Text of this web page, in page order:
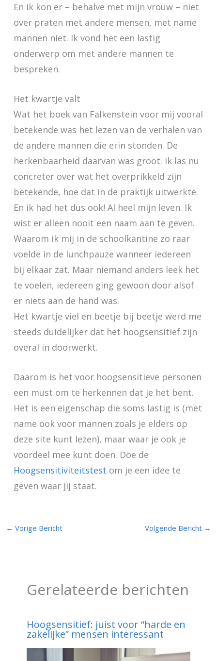
En ik kon er – behalve met mijn vrouw – niet
over praten met andere mensen, met name
mannen niet. Ik vond het een lastig
onderwerp om met andere mannen te
bespreken.
Het kwartje valt
Wat het boek van Falkenstein voor mij vooral
betekende was het lezen van de verhalen van
de andere mannen die erin stonden. De
herkenbaarheid daarvan was groot. Ik las nu
concreter over wat het overprikkeld zijn
betekende, hoe dat in de praktijk uitwerkte.
En ik had het dus ook! Al heel mijn leven. Ik
wist er alleen nooit een naam aan te geven.
Waarom ik mij in de schoolkantine zo raar
voelde in de lunchpauze wanneer iedereen
bij elkaar zat. Maar niemand anders leek het
te voelen, iedereen ging gewoon door alsof
er niets aan de hand was.
Het kwartje viel en beetje bij beetje werd me
steeds duidelijker dat het hoogsensitief zijn
overal in doorwerkt.
Daarom is het voor hoogsensitieve personen
een must om te herkennen dat je het bent.
Het is een eigenschap die soms lastig is (met
name ook voor mannen zoals je elders op
deze site kunt lezen), maar waar je ook je
voordeel mee kunt doen. Doe de
Hoogsensitiviteitstest om je een idee te
geven waar jij staat.
← Vorige Bericht Volgende Bericht →
Gerelateerde berichten
Hoogsensitief: juist voor “harde en
zakelijke” mensen interessant